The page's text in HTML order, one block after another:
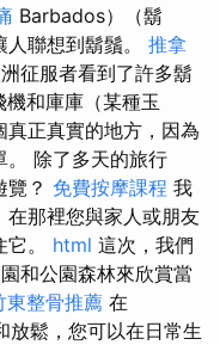
Barbados）（鬍
聯想到鬍鬚。 推拿
征服者看到了許多鬍
和庫庫（某種玉
正真實的地方，因為
。 除了多天的旅行
？ 免費按摩課程 我
在那裡您與家人或朋友
。 html 這次，我們
和公園森林來欣賞當
東整骨推薦 在
鬆，您可以在日常生